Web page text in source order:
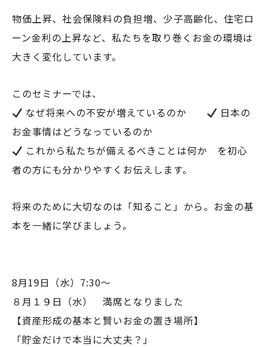
物価上昇、社会保険料の負担増、少子高齢化、住宅ロ
ーン金利の上昇など、私たちを取り巻くお金の環境は
大きく変化しています。
このセミナーでは、
なぜ将来への不安が増えているのか
日本の
お金事情はどうなっているのか
これから私たちが備えるべきことは何か を初心
者の方にも分かりやすくお伝えします。
将来のために大切なのは「知ること」から。お金の基
本を一緒に学びましょう。
8月19日（水）7:30～
８月１９日（水） 満席となりました
【資産形成の基本と賢いお金の置き場所】
「貯金だけで本当に大丈夫？」